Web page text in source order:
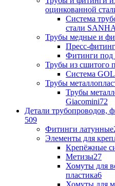
оцинкованной
Система
стали SANHA
Трубы медные и
Пресс-
Фитинги под
Трубы из сшитого
Система
Трубы
Трубы
Giacomini72
Детали трубопроводов,
509
Фитинги латунные
Элементы для
Крепёжные
Метизы27
Хомуты для
пластика6